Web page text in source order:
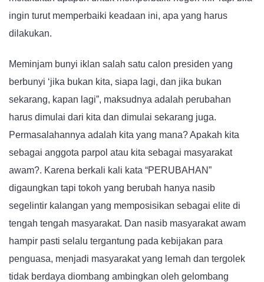
ingin turut memperbaiki keadaan ini, apa yang harus
dilakukan.
Meminjam bunyi iklan salah satu calon presiden yang
berbunyi ‘jika bukan kita, siapa lagi, dan jika bukan
sekarang, kapan lagi”, maksudnya adalah perubahan
harus dimulai dari kita dan dimulai sekarang juga.
Permasalahannya adalah kita yang mana? Apakah kita
sebagai anggota parpol atau kita sebagai masyarakat
awam?. Karena berkali kali kata “PERUBAHAN”
digaungkan tapi tokoh yang berubah hanya nasib
segelintir kalangan yang memposisikan sebagai elite di
tengah tengah masyarakat. Dan nasib masyarakat awam
hampir pasti selalu tergantung pada kebijakan para
penguasa, menjadi masyarakat yang lemah dan tergolek
tidak berdaya diombang ambingkan oleh gelombang